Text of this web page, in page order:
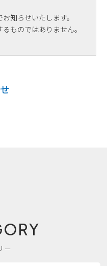
知らせいたします。
ものではありません。
ー